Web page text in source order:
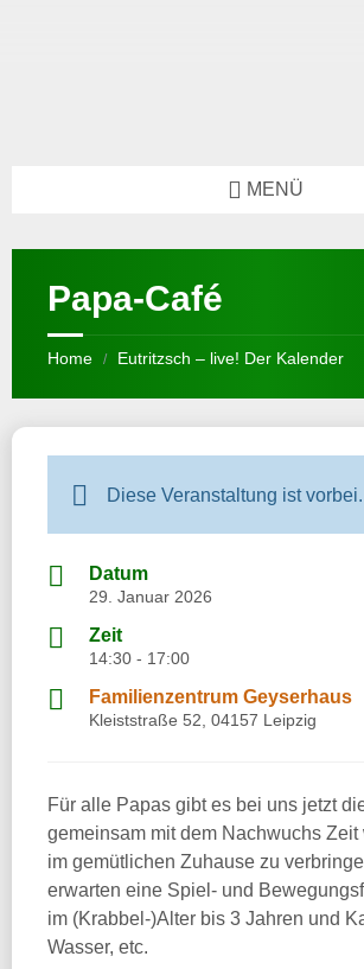
MENÜ
Papa-Café
Home / Eutritzsch – live! Der Kalender
Diese Veranstaltung ist vorbei.
Datum
29. Januar 2026
Zeit
14:30 - 17:00
Familienzentrum Geyserhaus
Kleiststraße 52, 04157 Leipzig
Für alle Papas gibt es bei uns jetzt
gemeinsam mit dem Nachwuchs
im gemütlichen Zuhause zu
erwarten eine Spiel- und
im (Krabbel-)Alter bis 3 Jahren und
Wasser, etc.